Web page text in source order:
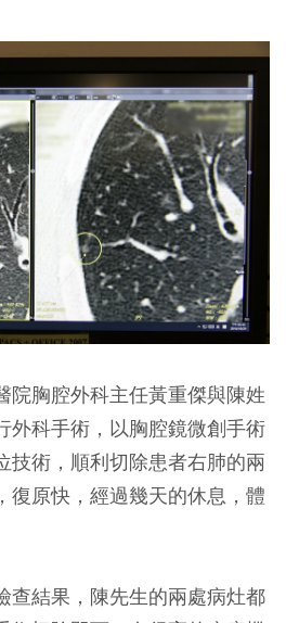
院胸腔外科主任黃重傑與陳姓
外科手術，以胸腔鏡微創手術
技術，順利切除患者右肺的兩
復原快，經過幾天的休息，體
查結果，陳先生的兩處病灶都